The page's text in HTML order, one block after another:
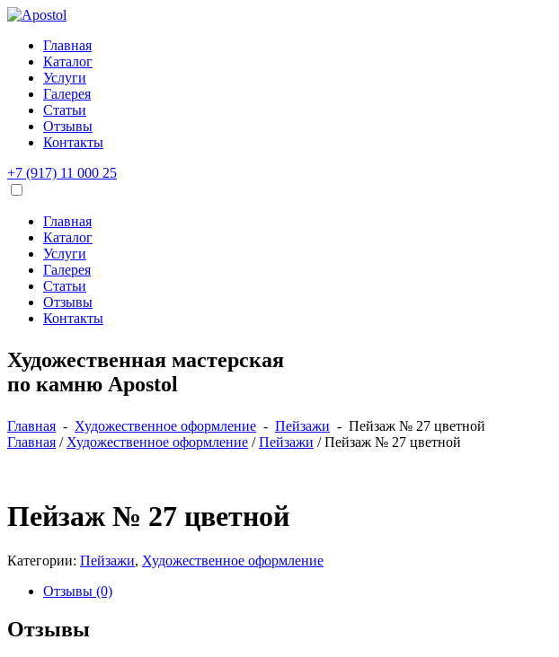
Главная
Каталог
Услуги
Галерея
Статьи
Отзывы
Контакты
+7 (917) 11 000 25
Главная
Каталог
Услуги
Галерея
Статьи
Отзывы
Контакты
Художественная мастерская
по камню Apostol
Главная - Художественное оформление - Пейзажи - Пейзаж № 27 цветной
Главная / Художественное оформление /Пейзажи / Пейзаж № 27 цветной
Пейзаж № 27 цветной
Категории: Пейзажи, Художественное оформление
Отзывы (0)
Отзывы